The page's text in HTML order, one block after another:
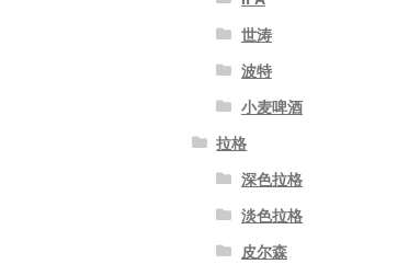
世涛
波特
小麦啤酒
拉格
深色拉格
淡色拉格
皮尔森